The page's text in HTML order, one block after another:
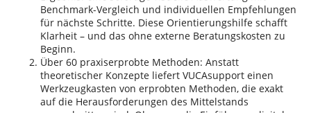
Benchmark-Vergleich und individuellen Empfehlungen
für nächste Schritte. Diese Orientierungshilfe schafft
Klarheit – und das ohne externe Beratungskosten zu
Beginn.
Über 60 praxiserprobte Methoden: Anstatt
theoretischer Konzepte liefert VUCAsupport einen
Werkzeugkasten von erprobten Methoden, die exakt
auf die Herausforderungen des Mittelstands